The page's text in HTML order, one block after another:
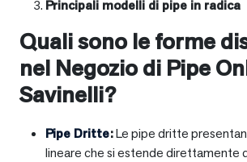
Principali modelli di pipe in radica
Quali sono le forme
nel Negozio di Pipe
Savinelli?
Pipe Dritte:Le pipe dritte
lineare che si estende direttamente